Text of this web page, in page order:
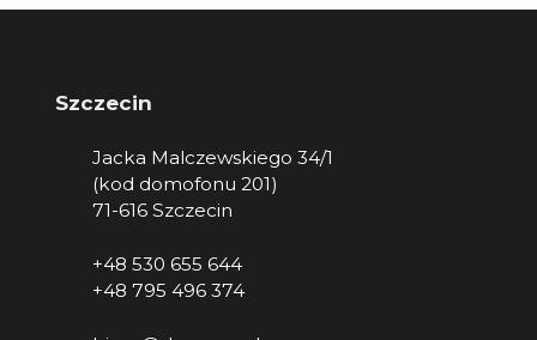
Szczecin
Jacka Malczewskiego 34/1
(kod domofonu 201)
71-616 Szczecin
+48 530 655 644
+48 795 496 374